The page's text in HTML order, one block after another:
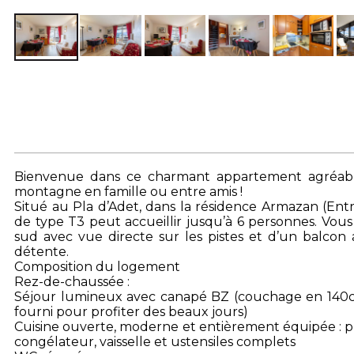
Bienvenue dans ce charmant appartement
montagne en famille ou entre amis !
Situé au Pla d’Adet, dans la résidence Armazan
de type T3 peut accueillir jusqu’à 6 personnes.
sud avec vue directe sur les pistes et d’un
détente.
Composition du logement
Rez-de-chaussée :
Séjour lumineux avec canapé BZ (couchage en
fourni pour profiter des beaux jours)
Cuisine ouverte, moderne et entièrement équipée :
congélateur, vaisselle et ustensiles complets